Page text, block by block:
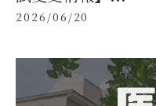
2026/06/20